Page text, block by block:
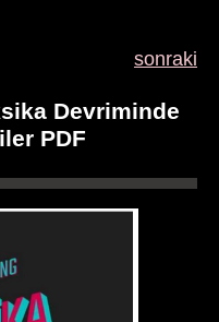
sonraki
Devriminde
PDF